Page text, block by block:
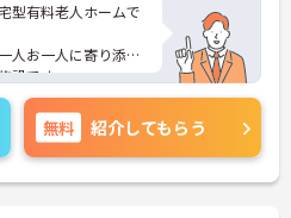
型有料老人ホームで
人お一人に寄り添っ
設です。
方もご相談いただけ
ポイントなど、さら
お気軽にご相談くだ
無料 紹介してもらう